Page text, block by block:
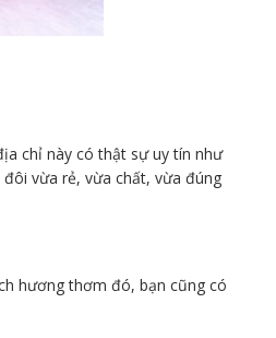
chỉ này có thật sự uy tín như
vừa rẻ, vừa chất, vừa đúng
hương thơm đó, bạn cũng có